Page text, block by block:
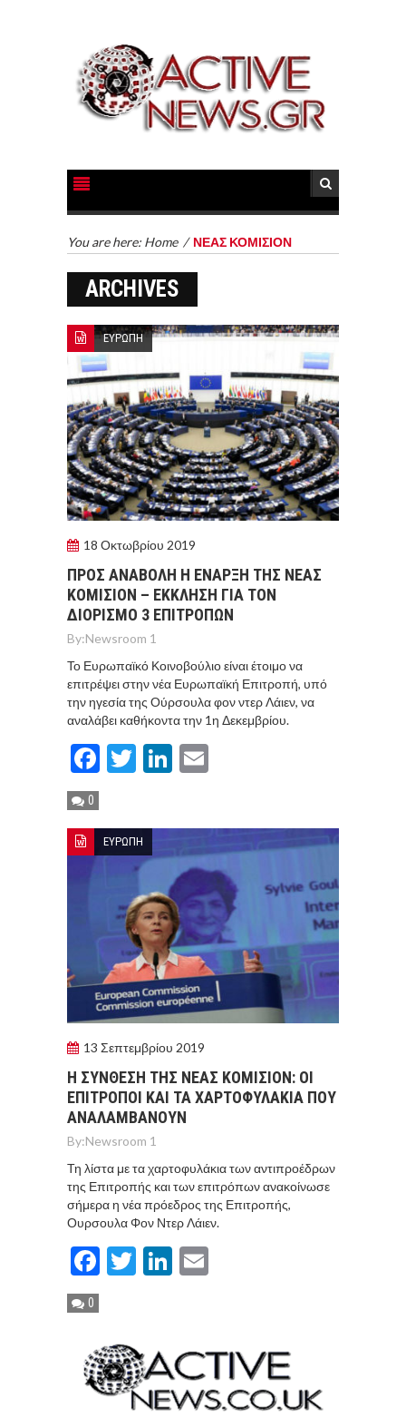
You are here: Home / ΝΕΑΣ ΚΟΜΙΣΙΟΝ
ARCHIVES
ΕΥΡΩΠΗ
18 Οκτωβρίου 2019
ΠΡΟΣ ΑΝΑΒΟΛΗ Η ΕΝΑΡΞΗ ΤΗΣ ΝΕΑΣ
ΚΟΜΙΣΙΟΝ – ΕΚΚΛΗΣΗ ΓΙΑ ΤΟΝ
ΔΙΟΡΙΣΜΟ 3 ΕΠΙΤΡΟΠΩΝ
By:Newsroom 1
Το Ευρωπαϊκό Κοινοβούλιο είναι έτοιμο να
επιτρέψει στην νέα Ευρωπαϊκή Επιτροπή, υπό
την ηγεσία της Ούρσουλα φον ντερ Λάιεν, να
αναλάβει καθήκοντα την 1η Δεκεμβρίου.
Facebook
TwitterLinkedIn
0
ΕΥΡΩΠΗ
13 Σεπτεμβρίου 2019
Η ΣΥΝΘΕΣΗ ΤΗΣ ΝΕΑΣ ΚΟΜΙΣΙΟΝ: ΟΙ
ΕΠΙΤΡΟΠΟΙ ΚΑΙ ΤΑ ΧΑΡΤΟΦΥΛΑΚΙΑ ΠΟΥ
ΑΝΑΛΑΜΒΑΝΟΥΝ
By:Newsroom 1
Τη λίστα με τα χαρτοφυλάκια των αντιπροέδρων
της Επιτροπής και των επιτρόπων ανακοίνωσε
σήμερα η νέα πρόεδρος της Επιτροπής,
Ουρσουλα Φον Ντερ Λάιεν.
Facebook
TwitterLinkedIn
0